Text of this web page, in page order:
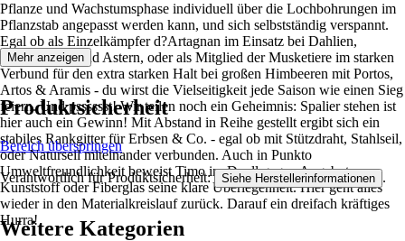
Pflanze und Wachstumsphase individuell über die Lochbohrungen im
Pflanzstab angepasst werden kann, und sich selbstständig verspannt.
Egal ob als Einzelkämpfer d?Artagnan im Einsatz bei Dahlien,
Pfingstrosen, und Astern, oder als Mitglied der Musketiere im starken
Verbund für den extra starken Halt bei großen Himbeeren mit Portos,
Artos & Aramis - du wirst die Vielseitigkeit jede Saison wie einen Sieg
feiern. Und psssssst! Wir teilen noch ein Geheimnis: Spalier stehen ist
hier auch ein Gewinn! Mit Abstand in Reihe gestellt ergibt sich ein
stabiles Rankgitter für Erbsen & Co. - egal ob mit Stützdraht, Stahlseil,
oder Naturseil miteinander verbunden. Auch in Punkto
Umweltfreundlichkeit beweist Timo im Duell gegen Angebote aus
Kunststoff oder Fiberglas seine klare Überlegenheit. Hier geht alles
wieder in den Materialkreislauf zurück. Darauf ein dreifach kräftiges
Hurra!
Mehr anzeigen
Produktsicherheit
Bereich überspringen
Verantwortlich für Produktsicherheit: Siehe Herstellerinformationen .
Weitere Kategorien